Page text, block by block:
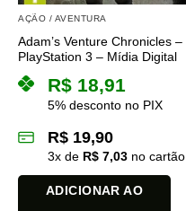
AÇÃO / AVENTURA
Adam’s Venture Chronicles –
PlayStation 3 – Mídia Digital
R$ 18,91
5% desconto no PIX
R$ 19,90
3x de R$ 7,03 no cartão
ADICIONAR AO